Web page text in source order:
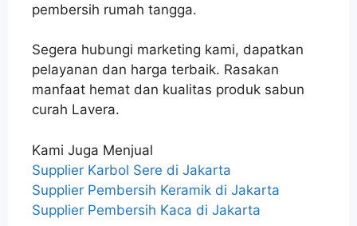
pembersih rumah tangga.
Segera hubungi marketing kami, dapatkan
pelayanan dan harga terbaik. Rasakan
manfaat hemat dan kualitas produk sabun
curah Lavera.
Kami Juga Menjual
Supplier Karbol Sere di Jakarta
Supplier Pembersih Keramik di Jakarta
Supplier Pembersih Kaca di Jakarta